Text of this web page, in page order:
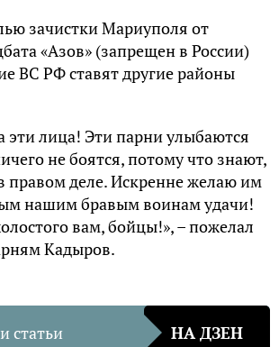
зачистки Мариуполя от
«Азов» (запрещен в России)
ВС РФ ставят другие районы
эти лица! Эти парни улыбаются
не боятся, потому что знают,
правом деле. Искренне желаю им
нашим бравым воинам удачи!
вам, бойцы!», – пожелал
Кадыров.
статьи НА ДЗЕН